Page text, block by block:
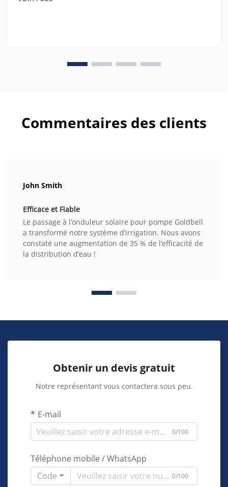
Commentaires des clients
John Smith
Efficace et Fiable
Le passage à l’onduleur solaire pour pompe Goldbell
a transformé notre système d’irrigation. Nous avons
constaté une augmentation de 35 % de l’efficacité de
la distribution d’eau !
Obtenir un devis gratuit
Notre représentant vous contactera sous peu.
E-mail
0/100
Téléphone mobile / WhatsApp
Code
0/100